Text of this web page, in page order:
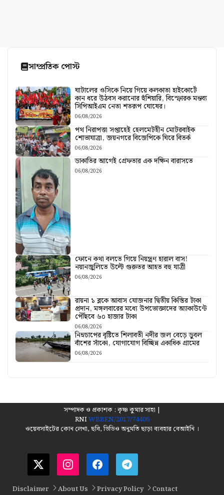
সাম্প্রতিক পোস্ট
ঘাটালের ওসিকে নিয়ে গিয়ে কলকাতা হাইকোর্টে
কান ধরে উঠবস করানোর হুঁশিয়ারি, বিস্ফোরক মন্তব্য
সিপিআইএম নেতা শতরূপ ঘোষের।
06/08/2026
পথ নিরাপত্তা সপ্তাহেই হেলমেটহীন মোটরবাইক
শোভাযাত্রা, জয়নগরে বিজেপিকে ঘিরে বিতর্ক
06/08/2026
ডাকাতির আগেই গ্রেফতার এক দক্ষিন বারাসতে
06/08/2026
ফোনে কথা বলতে গিয়ে নিয়ন্ত্রণ হারাল বাস!
নয়ানজুলিতে উল্টে গুরুতর আহত বহু যাত্রী
06/08/2026
রায়না ১ ব্লকে আবাস যোজনার দ্বিতীয় কিস্তির টাকা
প্রদান, মঙ্গলবারের মধ্যে উপভোক্তাদের অ্যাকাউন্টে
পৌঁছবে ৬০ হাজার টাকা
06/08/2026
নিম্নচাপের বৃষ্টিতে শিলাবতী নদীর জল বেড়ে ডুবল
বাঁশের সাঁকো, যোগাযোগ বিচ্ছিন্ন একাধিক গ্রামের
06/08/2026
সম্পাদক ও প্রকাশক : কৃষ্ণ কুমার সাহা |
RNIWBBEN/2017/74406
ওয়েবসাইটের কোন লেখা, ছবি, ভিডিও অনুমতি ছাড়া ব্যবহার বেআইনি ।
Disclaimer About Us Privacy Policy Contact